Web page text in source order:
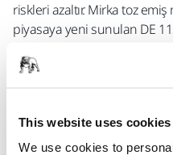
This website uses cookies
We use cookies to
riskleri azaltır. Mirka toz
piyasaya yeni sunulan DE
fazla